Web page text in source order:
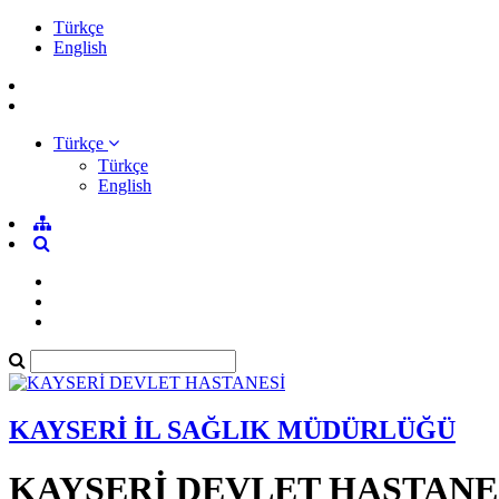
Türkçe
English
Türkçe
Türkçe
English
KAYSERİ İL SAĞLIK MÜDÜRLÜĞÜ
KAYSERİ DEVLET